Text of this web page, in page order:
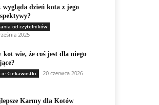
wygląda dzień kota z jego
od czytelników
2025
kot wie, że coś jest dla niego
Ciekawostki 20 czerwca 2026
Karmy dla Kotów